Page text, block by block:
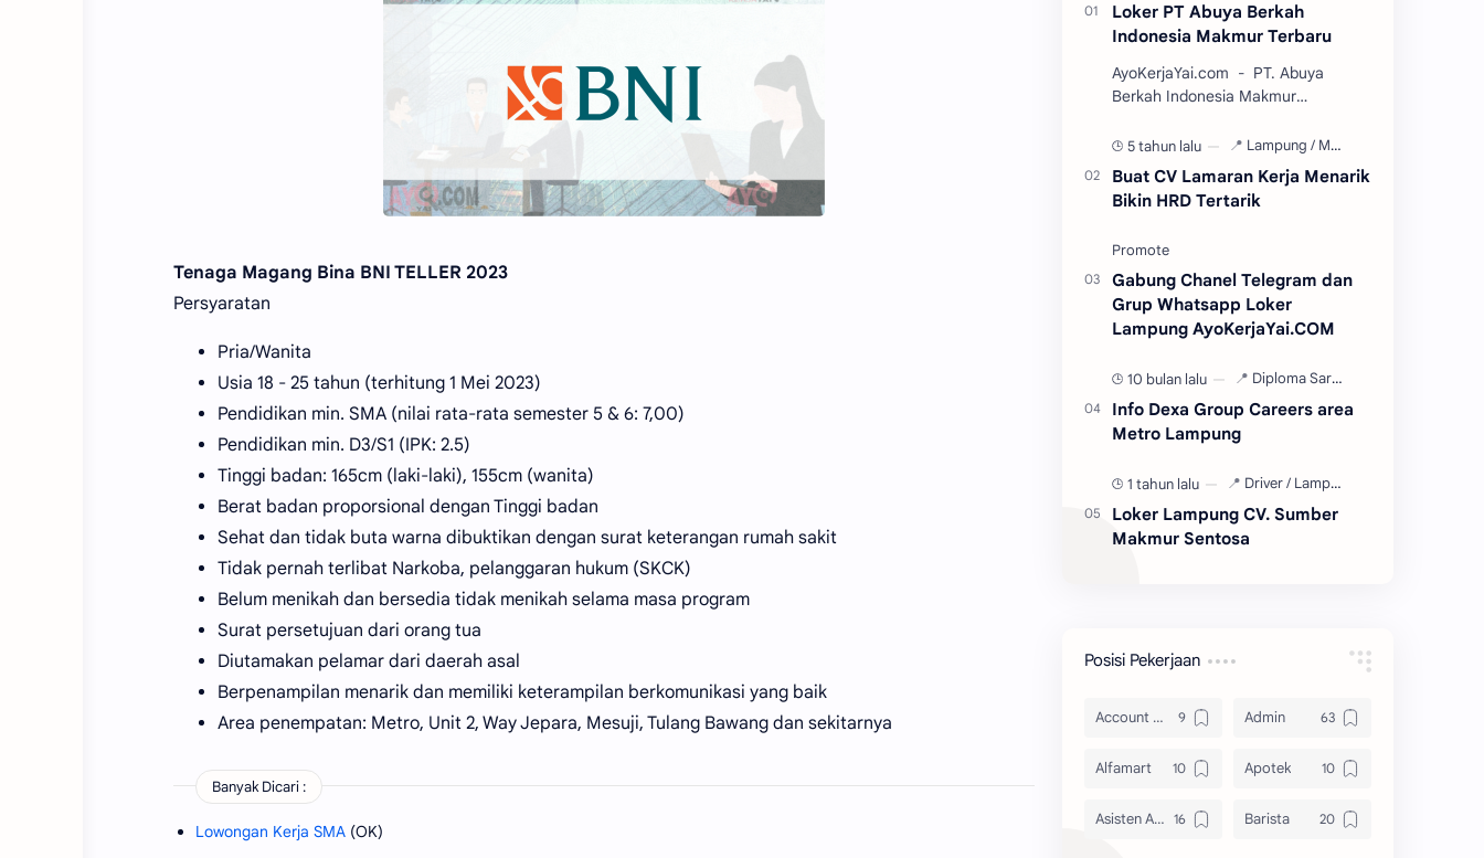
Tenaga Magang Bina BNI TELLER 2023
Persyaratan
Pria/Wanita
Usia 18 - 25 tahun (terhitung 1 Mei 2023)
Pendidikan min. SMA (nilai rata-rata semester 5 & 6: 7,00)
Pendidikan min. D3/S1 (IPK: 2.5)
Tinggi badan: 165cm (laki-laki), 155cm (wanita)
Berat badan proporsional dengan Tinggi badan
Sehat dan tidak buta warna dibuktikan dengan surat keterangan rumah sakit
Tidak pernah terlibat Narkoba, pelanggaran hukum (SKCK)
Belum menikah dan bersedia tidak menikah selama masa program
Surat persetujuan dari orang tua
Diutamakan pelamar dari daerah asal
Berpenampilan menarik dan memiliki keterampilan berkomunikasi yang baik
Area penempatan: Metro, Unit 2, Way Jepara, Mesuji, Tulang Bawang dan sekitarnya
Banyak Dicari :
Lowongan Kerja SMA (OK)
Loker PT Abuya Berkah
Indonesia Makmur Terbaru
AyoKerjaYai.com - PT. Abuya
Berkah Indonesia Makmur
Wirawan pada tahun 2017. Sebuah
perusahaan kuliner berkemb…
5 tahun lalu
Buat CV Lamaran Kerja Menarik
Bikin HRD Tertarik
Gabung Chanel Telegram dan
Grup Whatsapp Loker
Lampung AyoKerjaYai.COM
10 bulan lalu
Info Dexa Group Careers area
Metro Lampung
1 tahun lalu
Loker Lampung CV. Sumber
Makmur Sentosa
Posisi Pekerjaan
Account Officer Admin
Alfamart Apotek
Asisten Apoteker Barista